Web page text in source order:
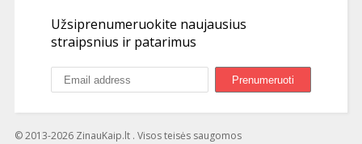
Užsiprenumeruokite naujausius
straipsnius ir patarimus
© 2013-2026 ZinauKaip.lt . Visos teisės saugomos